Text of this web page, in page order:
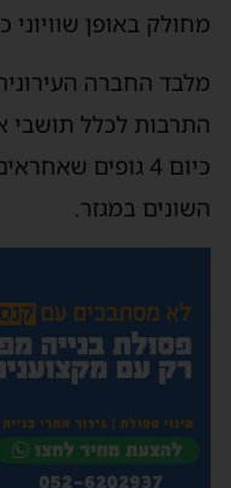
באופן שוויוני
החברה העירונית
לכלל תושבי
כיום 4 גופים
במגזר.